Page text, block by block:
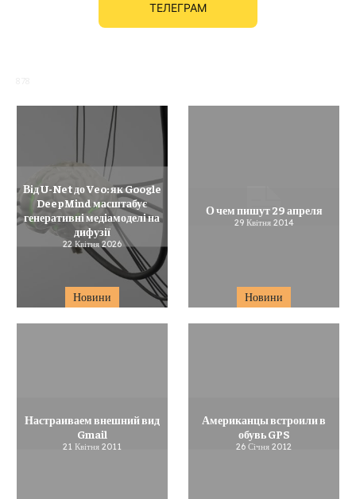
ТЕЛЕГРАМ
Новини
Від U-Net до Veo: як Google
DeepMind масштабує
генеративні медіамоделі на
дифузії
22 Квітня 2026
Новини
О чем пишут 29 апреля
29 Квітня 2014
Настраиваем внешний вид
Gmail
21 Квітня 2011
Американцы встроили в
обувь GPS
26 Січня 2012